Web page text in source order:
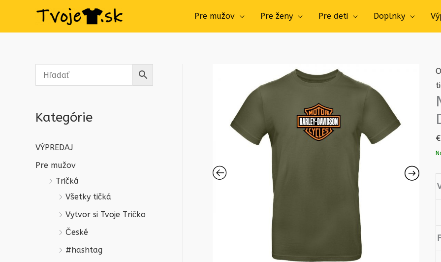
Pre mužov Pre ženy Pre deti Doplnky
Kategórie
VÝPREDAJ
Pre mužov
Tričká
Všetky tičká
Vytvor si Tvoje Tričko
České
#hashtag
€